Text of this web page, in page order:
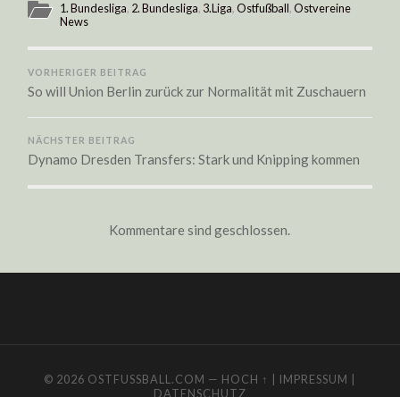
1. Bundesliga, 2. Bundesliga, 3.Liga,Ostfußball,Ostvereine
News
VORHERIGER BEITRAG
So will Union Berlin zurück zur Normalität mit Zuschauern
NÄCHSTER BEITRAG
Dynamo Dresden Transfers: Stark und Knipping kommen
Kommentare sind geschlossen.
© 2026 OSTFUSSBALL.COM — HOCH ↑ IMPRESSUM
DATENSCHUTZ